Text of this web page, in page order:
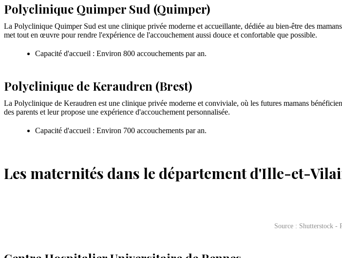
Polyclinique Quimper Sud (Quimper)
La Polyclinique Quimper Sud est une clinique privée moderne et accueillante, dédiée au bien-être des
met tout en œuvre pour rendre l'expérience de l'accouchement aussi douce et confortable que possible.
Capacité d'accueil : Environ 800 accouchements par an.
Polyclinique de Keraudren (Brest)
La Polyclinique de Keraudren est une clinique privée moderne et conviviale, où les futures mamans
des parents et leur propose une expérience d'accouchement personnalisée.
Capacité d'accueil : Environ 700 accouchements par an.
Les maternités dans le département d'Ille-et-
Source : Shutterstock -